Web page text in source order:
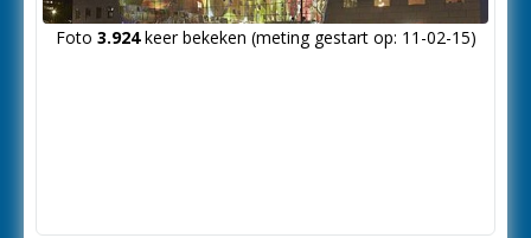
Foto 3.924keer bekeken (meting gestart op: 11-02-15)